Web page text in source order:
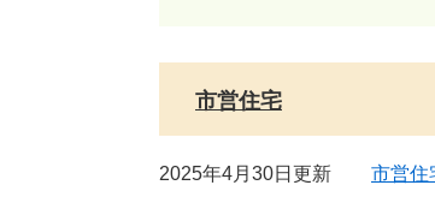
市営住宅
2025年4月30日更新
市営住